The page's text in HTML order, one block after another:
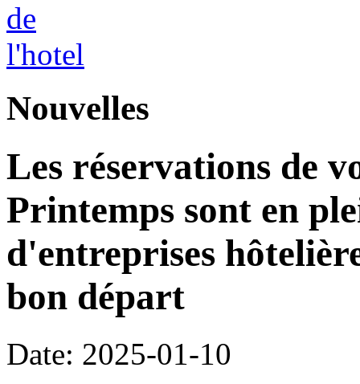
Nouvelles
Les réservations de
Printemps sont en
d'entreprises
bon départ
Date: 2025-01-10